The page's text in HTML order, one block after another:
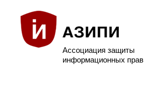
Ассоциация защиты
информационных прав